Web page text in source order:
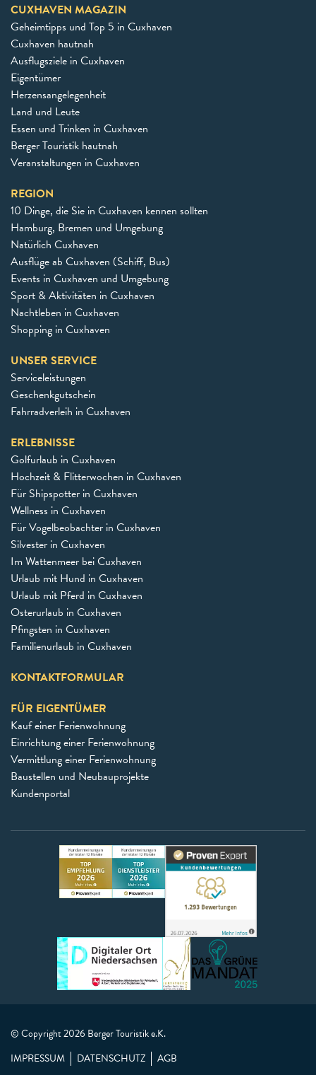
CUXHAVEN MAGAZIN
Geheimtipps und Top 5 in Cuxhaven
Cuxhaven hautnah
Ausflugsziele in Cuxhaven
Eigentümer
Herzensangelegenheit
Land und Leute
Essen und Trinken in Cuxhaven
Berger Touristik hautnah
Veranstaltungen in Cuxhaven
REGION
10 Dinge, die Sie in Cuxhaven kennen sollten
Hamburg, Bremen und Umgebung
Natürlich Cuxhaven
Ausflüge ab Cuxhaven (Schiff, Bus)
Events in Cuxhaven und Umgebung
Sport & Aktivitäten in Cuxhaven
Nachtleben in Cuxhaven
Shopping in Cuxhaven
UNSER SERVICE
Serviceleistungen
Geschenkgutschein
Fahrradverleih in Cuxhaven
ERLEBNISSE
Golfurlaub in Cuxhaven
Hochzeit & Flitterwochen in Cuxhaven
Für Shipspotter in Cuxhaven
Wellness in Cuxhaven
Für Vogelbeobachter in Cuxhaven
Silvester in Cuxhaven
Im Wattenmeer bei Cuxhaven
Urlaub mit Hund in Cuxhaven
Urlaub mit Pferd in Cuxhaven
Osterurlaub in Cuxhaven
Pfingsten in Cuxhaven
Familienurlaub in Cuxhaven
KONTAKTFORMULAR
FÜR EIGENTÜMER
Kauf einer Ferienwohnung
Einrichtung einer Ferienwohnung
Vermittlung einer Ferienwohnung
Baustellen und Neubauprojekte
Kundenportal
© Copyright 2026 Berger Touristik e.K.
IMPRESSUM
DATENSCHUTZ AGB